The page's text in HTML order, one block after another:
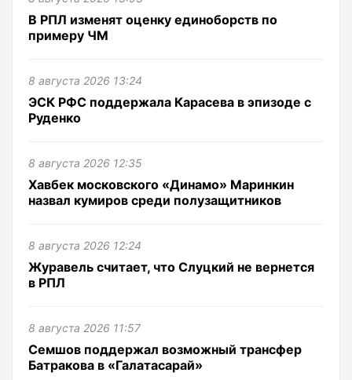
В РПЛ изменят оценку единоборств по
примеру ЧМ
8 августа 2026 13:24
ЭСК РФС поддержала Карасева в эпизоде с
Руденко
8 августа 2026 12:35
Хавбек московского «Динамо» Маринкин
назвал кумиров среди полузащитников
8 августа 2026 12:24
Журавель считает, что Слуцкий не вернется
в РПЛ
8 августа 2026 11:57
Семшов поддержал возможный трансфер
Батракова в «Галатасарай»